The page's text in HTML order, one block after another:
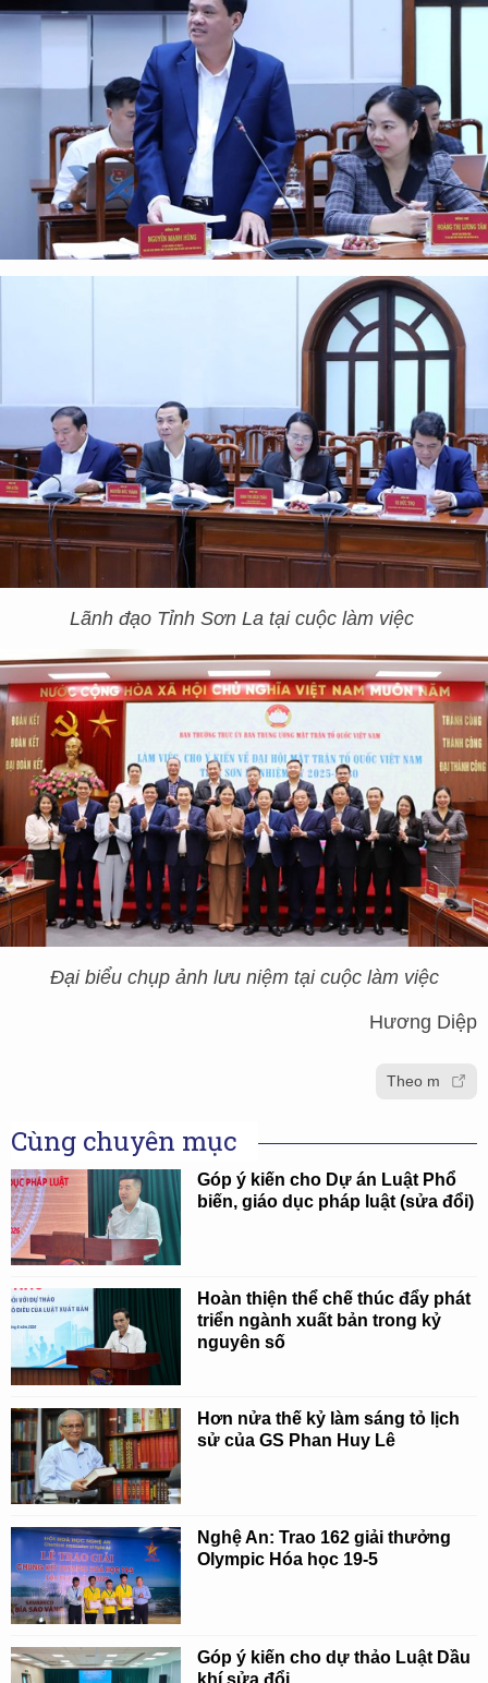
Lãnh đạo Tỉnh Sơn La tại cuộc làm việc
Đại biểu chụp ảnh lưu niệm tại cuộc làm việc
Hương Diệp
Theo m
Cùng chuyên mục
Góp ý kiến cho Dự án Luật Phổ
biến, giáo dục pháp luật (sửa đổi)
Hoàn thiện thể chế thúc đẩy phát
triển ngành xuất bản trong kỷ
nguyên số
Hơn nửa thế kỷ làm sáng tỏ lịch
sử của GS Phan Huy Lê
Nghệ An: Trao 162 giải thưởng
Olympic Hóa học 19-5
Góp ý kiến cho dự thảo Luật Dầu
khí sửa đổi